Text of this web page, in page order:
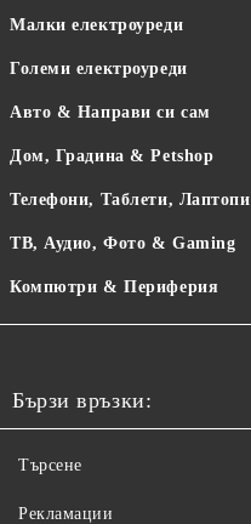
Малки електроуреди
Големи електроуреди
Авто & Направи си сам
Дом, Градина & Petshop
Телефони, Таблети, Лаптопи
ТВ, Аудио, Фото & Gaming
Компютри & Периферия
Бързи връзки:
Търсене
Рекламации